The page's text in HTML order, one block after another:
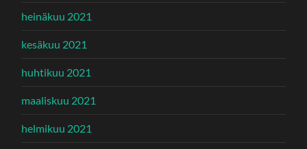
heinäkuu 2021
kesäkuu 2021
huhtikuu 2021
maaliskuu 2021
helmikuu 2021